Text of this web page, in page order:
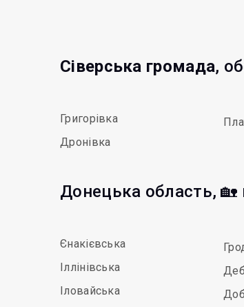
Сіверська громада,
Григорівка
Дронівка
Донецька область, 🏡
Єнакієвська
Іллінівська
Іловайська